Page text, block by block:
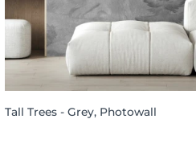
Tall Trees - Grey, Photowall